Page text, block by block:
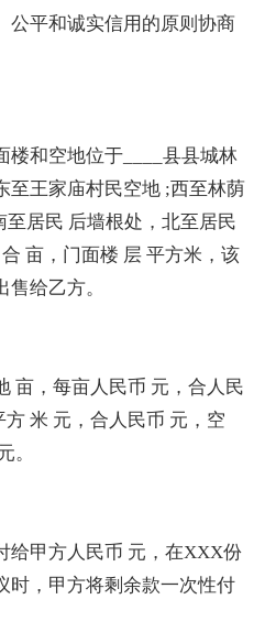
公平和诚实信用的原则协商
楼和空地位于____县县城林
至王家庙村民空地 ;西至林荫
居民 后墙根处，北至居民
亩，门面楼 层 平方米，该
给乙方。
亩，每亩人民币 元，合人民
米 元，合人民币 元，空
。
给甲方人民币 元，在XXX份
时，甲方将剩余款一次性付